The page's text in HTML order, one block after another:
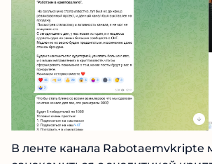
В ленте канала Rabotaemvkripte